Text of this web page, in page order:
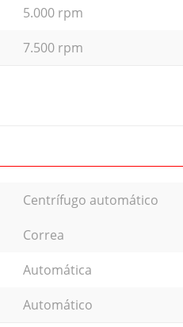
5.000 rpm
7.500 rpm
Centrífugo automático
Correa
Automática
Automático